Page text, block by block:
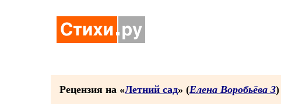
Рецензия на «Летний сад» (Елена Воробьёва 3)